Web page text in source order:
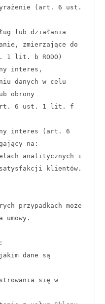
(art. 6 ust.
lub działania
zmierzające do
lit. b RODO)
interes,
danych w celu
obrony
(art. 6 ust. 1 lit. f
interes (art. 6
na:
analitycznych i
przypadkach może
umowy.
dane są
się w